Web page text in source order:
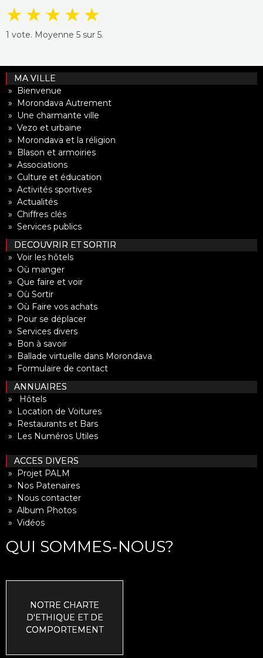
★ ★ ★ ★ ★
1 vote. Moyenne 5 sur 5.
MA VILLE
» Bienvenue
» Morondava Autrement
» Une charmante ville
» Vezo et urbaine
» Morondava et la réligion
» Blason et armoiries
» Associations
» Culture et éducation
» Activités sportives
» Actualités
» Chiffres clés
» Services publics
DECOUVRIR ET SORTIR
» Voir les hôtels
» Où manger
» Que faire et voir
» Où Sortir
» Où Faire vos achats
» Pour se déplacer
» Services divers
» Bon à savoir
» Ballade virtuelle dans Morondava
» Formulaire de contact
ANNUAIRES
» Hôtels
» Location de Voitures
» Restaurants et Bars
» Les Numéros Utiles
ACCES DIVERS
» Projet PALM
» Nos Patenaires
» Nous contacter
» Album Photos
» Vidéos
QUI SOMMES-NOUS?
NOTRE CHARTE
D'ETHIQUE ET DE
COMPORTEMENT